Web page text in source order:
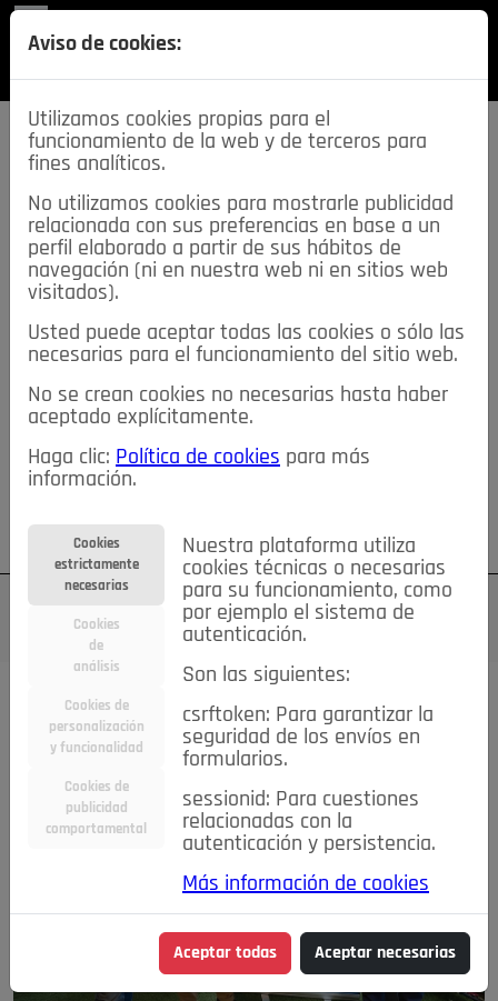
SECCIONES
descarga esta
REVISTA
≡NOTICIAS
NOTICIAS SERVICIOS DE INTERÉS
TABLÓN DE ANUNCIOS MIS ANUNCIOS CONTACTO
NOSOTROS
Su cuenta Regístrese ¿Olvidó su contraseña?
Aviso de cookies:
Utilizamos cookies propias para el
funcionamiento de la web y de terceros para
fines analíticos.
No utilizamos cookies para mostrarle publicidad
relacionada con sus preferencias en base a un
perfil elaborado a partir de sus hábitos de
navegación (ni en nuestra web ni en sitios web
visitados).
Usted puede aceptar todas las cookies o sólo las
necesarias para el funcionamiento del sitio web.
No se crean cookies no necesarias hasta haber
aceptado explícitamente.
Haga clic: Política de cookies para más
información.
Cookies
estrictamente
necesarias
Cookies
de
análisis
Cookies de
personalización
y funcionalidad
Cookies de
publicidad
comportamental
Nuestra plataforma utiliza
cookies técnicas o necesarias
para su funcionamiento, como
por ejemplo el sistema de
autenticación.
Son las siguientes:
csrftoken: Para garantizar la
seguridad de los envíos en
formularios.
sessionid: Para cuestiones
relacionadas con la
autenticación y persistencia.
Más información de cookies
Aceptar todas Aceptar necesarias